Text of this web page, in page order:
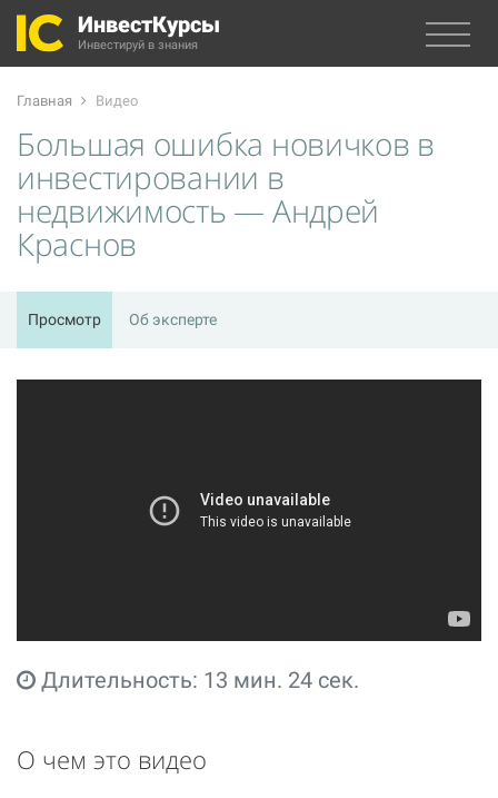
ИнвестКурсы
Инвестируй в знания
Главная Видео
Большая ошибка новичков в
инвестировании в
недвижимость — Андрей
Краснов
Просмотр Об эксперте
Длительность: 13 мин. 24 сек.
О чем это видео